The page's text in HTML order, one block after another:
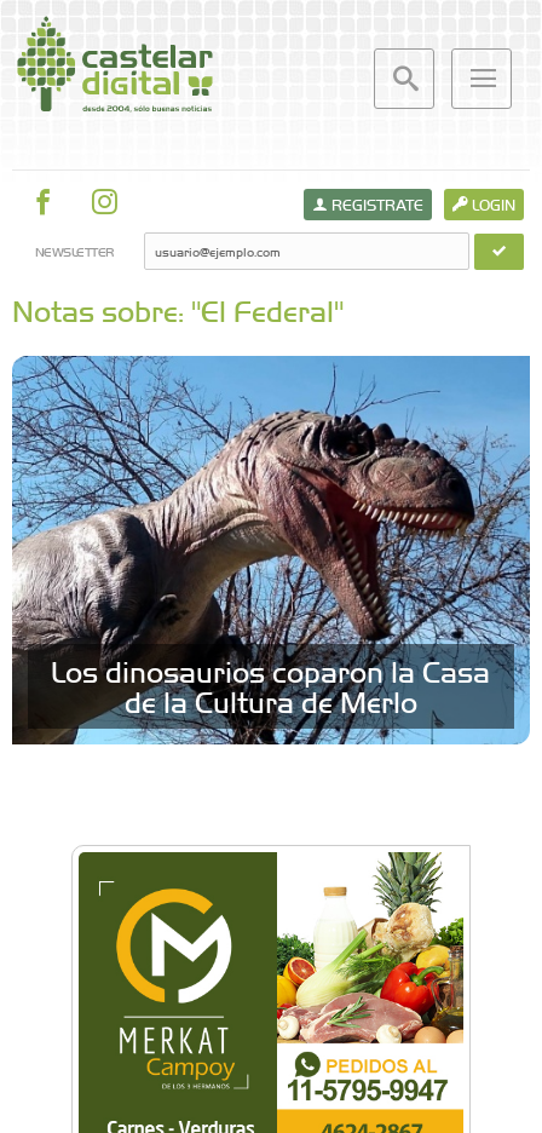
LOGIN
REGISTRATE
NEWSLETTER
Notas sobre: "El Federal"
Los dinosaurios coparon la Casa
de la Cultura de Merlo